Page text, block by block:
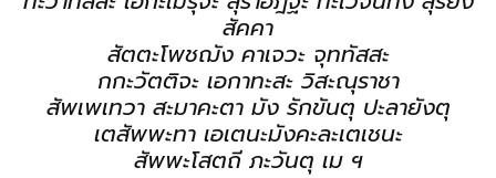
สัคคา
สัตตะโพชฌัง คาเจวะ จุททัสสะ
กกะวัตติจะ เอกาทะสะ วิสะณุราชา
สัพเพเทวา สะมาคะตา มัง รักขันตุ ปะลายังตุ
เตสัพพะทา เอเตนะมังคะละเตเชนะ
สัพพะโสตถี ภะวันตุ เม ฯ